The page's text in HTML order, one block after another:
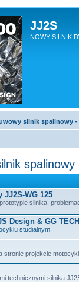
JJ2S
NOWY SILNIK
silnik spalinowy -
WG 125
silnika,
Design & GG TECH
studialnym
projekcie
technicznymi silnika